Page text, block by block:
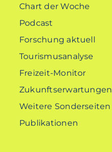
Chart der Woche
Podcast
Forschung aktuell
Tourismusanalyse
Freizeit-Monitor
Zukunftserwartungen
Weitere Sonderseiten
Publikationen